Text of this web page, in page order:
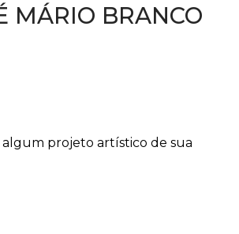
MÁRIO BRANCO
projeto artístico de sua